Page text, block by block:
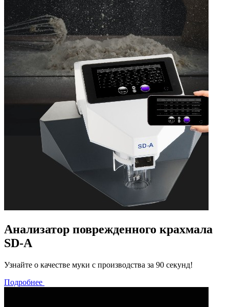
Анализатор поврежденного крахмала
SD-A
Узнайте о качестве муки с производства за 90 секунд!
Подробнее